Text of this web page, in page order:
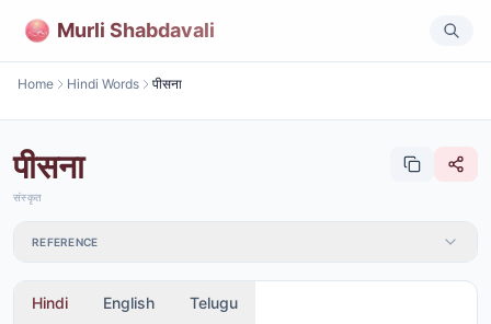
Murli Shabdavali
Home Hindi Words पीसना
पीसना
संस्कृत
REFERENCE
Hindi English Telugu